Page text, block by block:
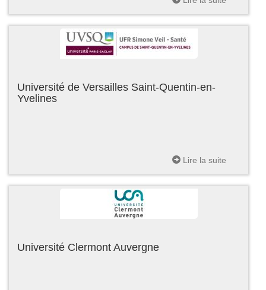
Université de Versailles Saint-Quentin-en-
Yvelines
Lire la suite
Université Clermont Auvergne